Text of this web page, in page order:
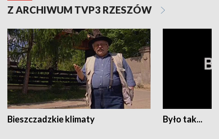
Z ARCHIWUM TVP3 RZESZÓW
Bieszczadzkie klimaty Było tak...